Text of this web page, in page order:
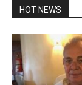
HOT NEWS